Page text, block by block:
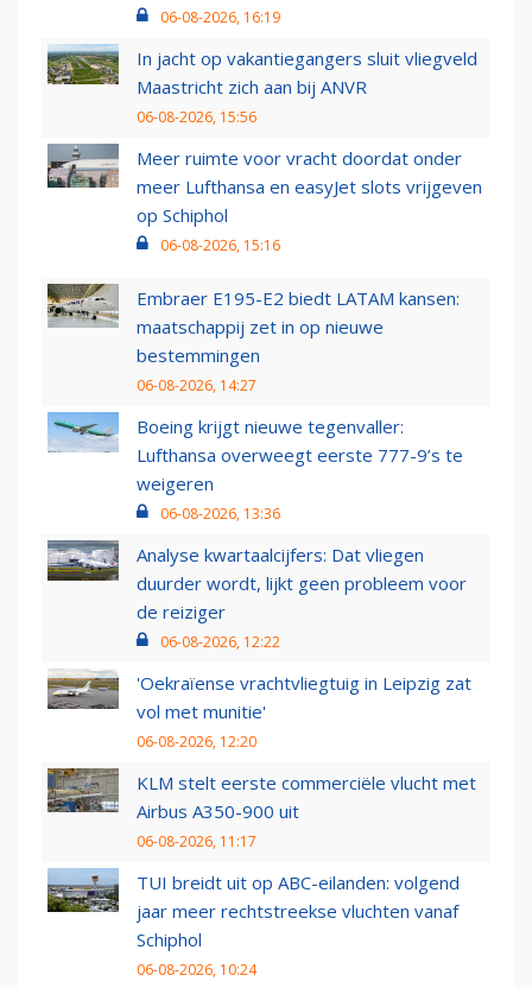
06-08-2026, 16:19
In jacht op vakantiegangers sluit vliegveld
Maastricht zich aan bij ANVR
06-08-2026, 15:56
Meer ruimte voor vracht doordat onder
meer Lufthansa en easyJet slots vrijgeven
op Schiphol
06-08-2026, 15:16
Embraer E195-E2 biedt LATAM kansen:
maatschappij zet in op nieuwe
bestemmingen
06-08-2026, 14:27
Boeing krijgt nieuwe tegenvaller:
Lufthansa overweegt eerste 777-9’s te
weigeren
06-08-2026, 13:36
Analyse kwartaalcijfers: Dat vliegen
duurder wordt, lijkt geen probleem voor
de reiziger
06-08-2026, 12:22
'Oekraïense vrachtvliegtuig in Leipzig zat
vol met munitie'
06-08-2026, 12:20
KLM stelt eerste commerciële vlucht met
Airbus A350-900 uit
06-08-2026, 11:17
TUI breidt uit op ABC-eilanden: volgend
jaar meer rechtstreekse vluchten vanaf
Schiphol
06-08-2026, 10:24